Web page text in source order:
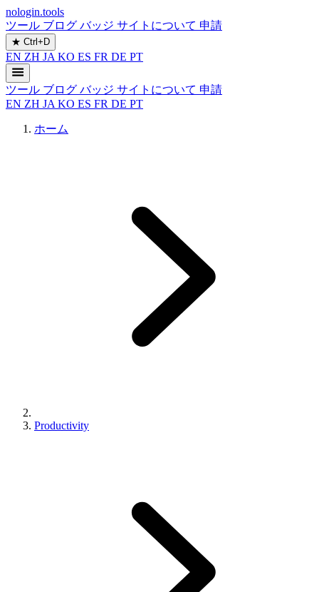
nologin.tools
ツール ブログ バッジ サイトについて 申請
★ Ctrl+D
EN ZH JA KO ES FR DE PT
ツール ブログ バッジ サイトについて 申請
EN ZH JA KO ES FR DE PT
ホーム
Productivity